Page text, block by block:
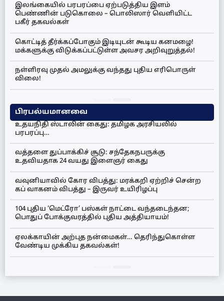
இலங்கையில் பரபரப்பை ஏற்படுத்திய இளம்
பெண்ணின் படுகொலை – பொலிஸார் வெளியிட்ட
பகீர் தகவல்கள்
கொட்டித் தீர்க்கப்போகும் இடியுடன் கூடிய கனமழை!
மக்களுக்கு விடுக்கப்பட்டுள்ள அவசர அறிவுறுத்தல்!
நள்ளிரவு முதல் அமலுக்கு வந்தது புதிய எரிபொருள்
விலை!
பிரபல்யமானவை
உதயநிதி ஸ்டாலின் கைது: தமிழக அரசியலில்
பரபரப்பு…
வத்தளை துப்பாக்கிச் சூடு: சந்தேகநபருக்கு
உதவியதாக 24 வயது இளைஞர் கைது
வவுனியாவில் கோர விபத்து: மரக்கறி ஏற்றிச் சென்ற
கப் வாகனம் விபத்து – இருவர் உயிரிழப்பு
104 புதிய ‘மெட்ரோ’ பஸ்கள் நாட்டை வந்தடைந்தன;
பொதுப் போக்குவரத்தில் புதிய அத்தியாயம்!
ஏலக்காயின் அற்புத நன்மைகள்… தெரிந்துகொள்ள
வேண்டிய முக்கிய தகவல்கள்!